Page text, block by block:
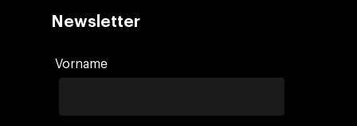
Newsletter
Vorname